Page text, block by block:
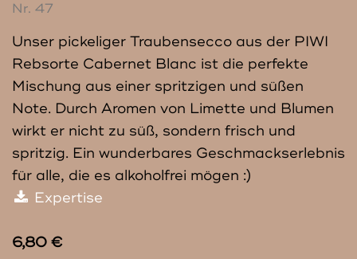
Nr. 47
Unser pickeliger Traubensecco aus der PIWI
Rebsorte Cabernet Blanc ist die perfekte
Mischung aus einer spritzigen und süßen
Note. Durch Aromen von Limette und Blumen
wirkt er nicht zu süß, sondern frisch und
spritzig. Ein wunderbares Geschmackserlebnis
für alle, die es alkoholfrei mögen :)
Expertise
6,80 €